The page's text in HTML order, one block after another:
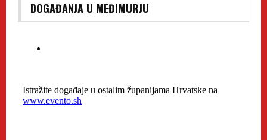
DOGAĐANJA U MEĐIMURJU